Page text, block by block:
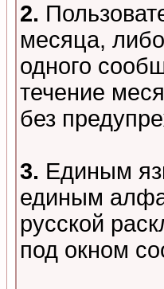
2.
месяца,
одного
течение
без
3. Единым
единым
русской
под окном